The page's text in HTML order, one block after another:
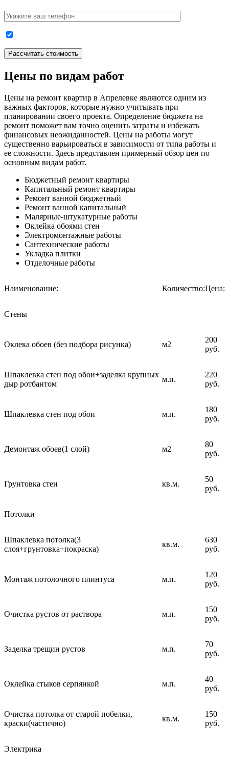
Цены по видам работ
Цены на ремонт квартир в Апрелевке являются одним из
важных факторов, которые нужно учитывать при
планировании своего проекта. Определение бюджета на
ремонт поможет вам точно оценить затраты и избежать
финансовых неожиданностей. Цены на работы могут
существенно варьироваться в зависимости от типа работы и
ее сложности. Здесь представлен примерный обзор цен по
основным видам работ.
Бюджетный ремонт квартиры
Капитальный ремонт квартиры
Ремонт ванной бюджетный
Ремонт ванной капитальный
Малярные-штукатурные работы
Оклейка обоями стен
Электромонтажные работы
Сантехнические работы
Укладка плитки
Отделочные работы
Наименование: Количество:Цена:
Стены
Оклека обоев (без подбора рисунка) м2
200
руб.
Шпаклевка стен под обои+заделка крупных
дыр ротбантом
м.п.
220
руб.
Шпаклевка стен под обои м.п.
180
руб.
Демонтаж обоев(1 слой) м2
80
руб.
Грунтовка стен кв.м.
50
руб.
Потолки
Шпаклевка потолка(3
слоя+грунтовка+покраска)
кв.м.
630
руб.
Монтаж потолочного плинтуса м.п.
120
руб.
Очистка рустов от раствора м.п.
150
руб.
Заделка трещин рустов м.п.
70
руб.
Оклейка стыков серпянкой м.п.
40
руб.
Очистка потолка от старой побелки,
краски(частично)
кв.м.
150
руб.
Электрика